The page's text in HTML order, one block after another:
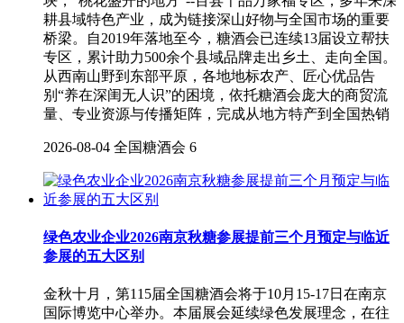
耕县域特色产业，成为链接深山好物与全国市场的重要
桥梁。自2019年落地至今，糖酒会已连续13届设立帮扶
专区，累计助力500余个县域品牌走出乡土、走向全国。
从西南山野到东部平原，各地地标农产、匠心优品告
别“养在深闺无人识”的困境，依托糖酒会庞大的商贸流
量、专业资源与传播矩阵，完成从地方特产到全国热销
2026-08-04 全国糖酒会 6
绿色农业企业2026南京秋糖参展提前三个月预定与临近
参展的五大区别
金秋十月，第115届全国糖酒会将于10月15-17日在南京
国际博览中心举办。本届展会延续绿色发展理念，在往